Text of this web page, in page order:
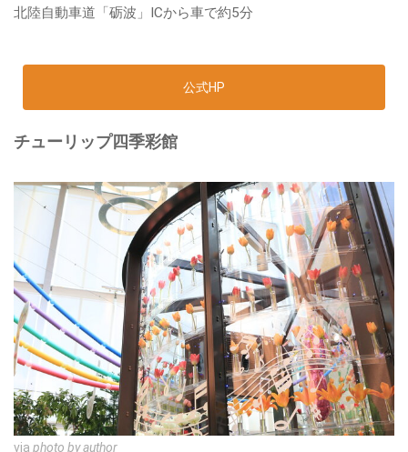
北陸自動車道「砺波」ICから車で約5分
公式HP
チューリップ四季彩館
via photo by author